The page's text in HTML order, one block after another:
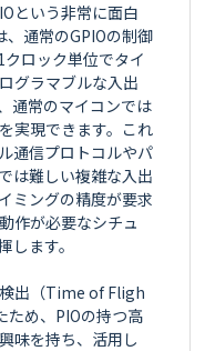
という非常に面白
、通常のGPIOの制御
ロック単位でタイ
グラマブルな入出
通常のマイコンでは
実現できます。これ
通信プロトコルやパ
は難しい複雑な入出
ミングの精度が要求
作が必要なシチュ
ます。
出（Time of Fligh
ため、PIOの持つ高
味を持ち、活用し